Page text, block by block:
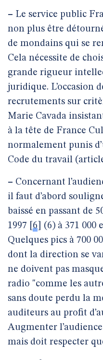
– Le service public
non plus être
de mondains qui se
Cela nécessite de
grande rigueur
juridique. L’occasion
recrutements sur
Marie Cavada
à la tête de France
normalement punis
Code du travail
– Concernant
il faut d’abord
baissé en passant de
1997
6 (6) à 371 000
Quelques pics à 700
dont la direction se
ne doivent pas
radio "comme les
sans doute perdu la
auditeurs au profit
Augmenter
mais doit respecter